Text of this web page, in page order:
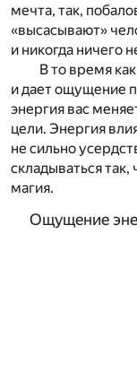
мечта, так,
«высасывают»
и никогда ничего
В то время
и дает ощущение
энергия вас
цели. Энергия
не сильно
складываться
магия.
Ощущение